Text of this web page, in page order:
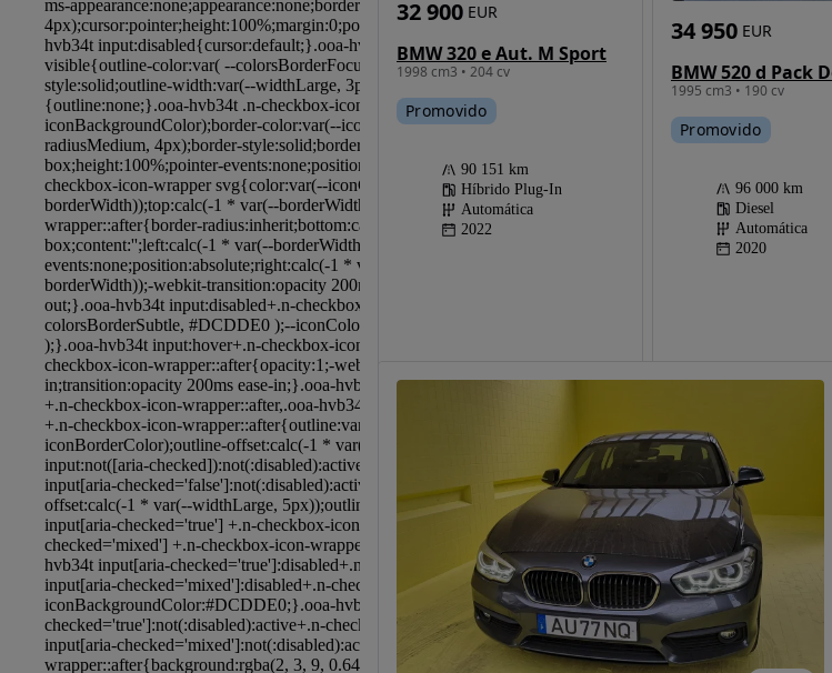
Possibilidade de
financiamento
BMW 320 e Aut. M Sport
1998 cm3 • 204 cv
32 900 EUR
Promovido
90 151 km
Híbrido Plug-In
Automática
2022
1995 cm3 • 190 cv
34 950 EUR
Promovido
96 000 km
Diesel
Automática
2020